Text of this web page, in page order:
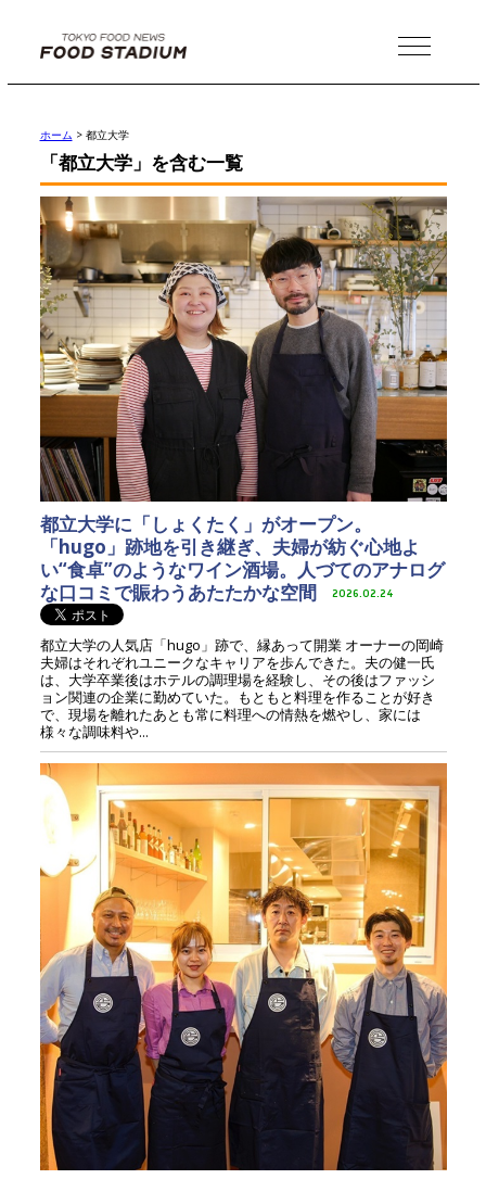
MENU
ホーム > 都立大学
「都立大学」を含む一覧
都立大学に「しょくたく」がオープン。
「hugo」跡地を引き継ぎ、夫婦が紡ぐ心地よ
い“食卓”のようなワイン酒場。人づてのアナログ
な口コミで賑わうあたたかな空間
2026.02.24
都立大学の人気店「hugo」跡で、縁あって開業 オーナーの岡崎
夫婦はそれぞれユニークなキャリアを歩んできた。夫の健一氏
は、大学卒業後はホテルの調理場を経験し、その後はファッシ
ョン関連の企業に勤めていた。もともと料理を作ることが好き
で、現場を離れたあとも常に料理への情熱を燃やし、家には
様々な調味料や...